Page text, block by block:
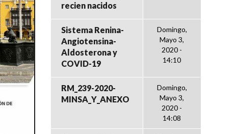
recien nacidos
Sistema Renina-
Angiotensina-
Aldosterona y
COVID-19
Domingo,
Mayo 3,
2020 -
14:10
RM_239-2020-
MINSA_Y_ANEXO
Domingo,
Mayo 3,
2020 -
14:08